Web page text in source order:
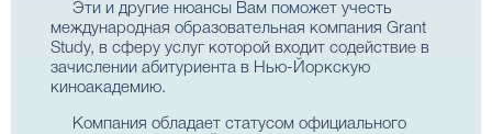
Эти и другие нюансы Вам поможет учесть
международная образовательная компания Grant
Study, в сферу услуг которой входит содействие в
зачислении абитуриента в Нью-Йоркскую
киноакадемию.
Компания обладает статусом официального